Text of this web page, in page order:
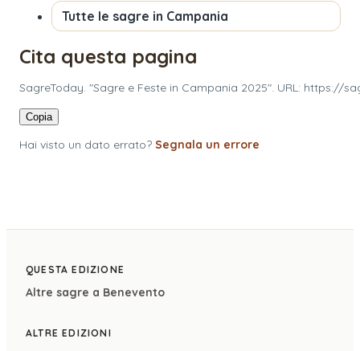
Tutte le sagre in Campania
Cita questa pagina
SagreToday. "Sagre e Feste in Campania 2025". URL:
Copia
Hai visto un dato errato? Segnala un errore
QUESTA EDIZIONE
Altre sagre a Benevento
ALTRE EDIZIONI